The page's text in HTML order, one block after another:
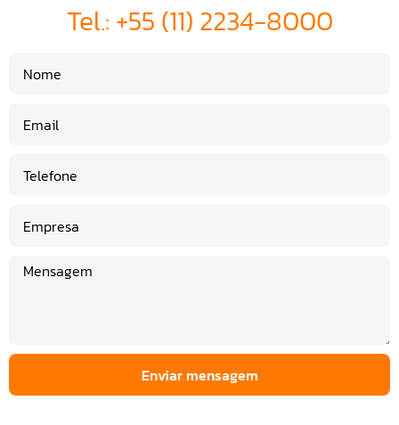
Tel.: +55 (11) 2234-8000
Enviar mensagem